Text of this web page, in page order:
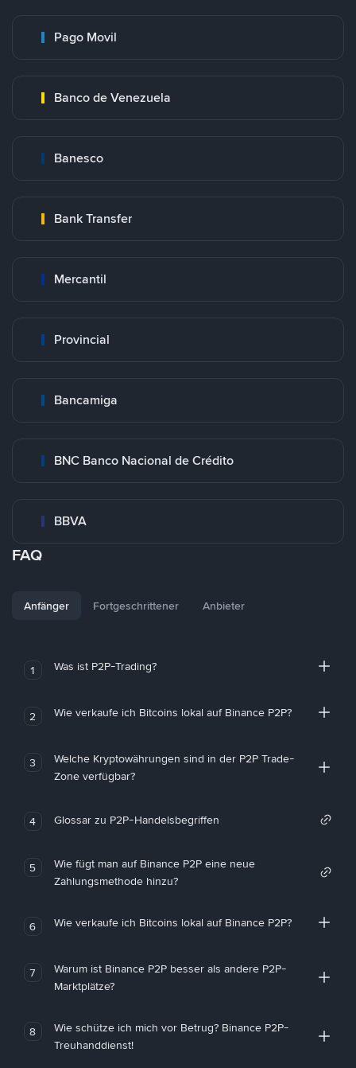
Pago Movil
Banco de Venezuela
Banesco
Bank Transfer
Mercantil
Provincial
Bancamiga
BNC Banco Nacional de Crédito
BBVA
FAQ
Anfänger Fortgeschrittener Anbieter
1 Was ist P2P-Trading?
2 Wie verkaufe ich Bitcoins lokal auf Binance P2P?
3
Welche Kryptowährungen sind in der P2P Trade-
Zone verfügbar?
4 Glossar zu P2P-Handelsbegriffen
5
Wie fügt man auf Binance P2P eine neue
Zahlungsmethode hinzu?
6 Wie verkaufe ich Bitcoins lokal auf Binance P2P?
7
Warum ist Binance P2P besser als andere P2P-
Marktplätze?
8
Wie schütze ich mich vor Betrug? Binance P2P-
Treuhanddienst!